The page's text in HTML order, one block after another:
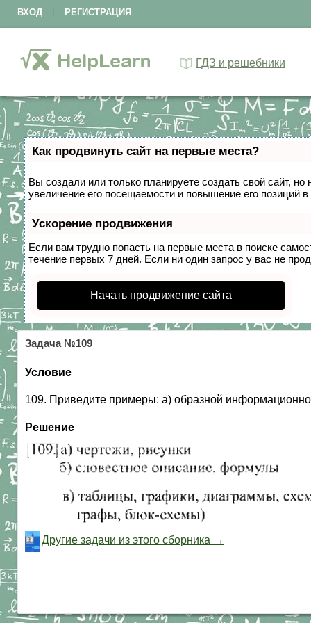
ВХОД РЕГИСТРАЦИЯ
ГДЗ и решебники
Как продвинуть сайт на первые места?
Вы создали или только планируете создать свой сайт,
увеличение его посещаемости и повышение его позиций
Ускорение продвижения
Если вам трудно попасть на первые места в поиске
течение первых 7 дней. Если ни один запрос у вас не
Начать продвижение сайта
Задача №109
Условие
109. Приведите примеры: а) образной
Решение
Другие задачи из этого сборника →